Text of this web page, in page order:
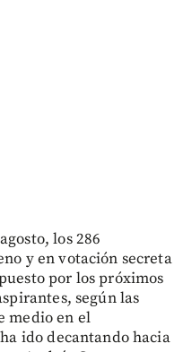
los 286
y en votación secreta
por los próximos
según las
medio en el
ido decantando hacia